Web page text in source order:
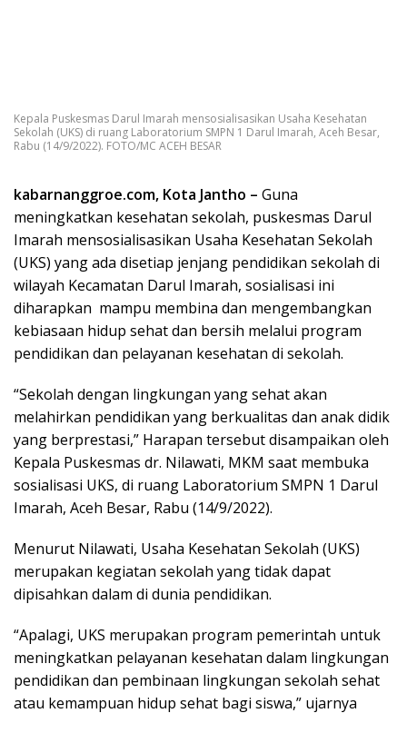
Kepala Puskesmas Darul Imarah mensosialisasikan Usaha Kesehatan
Sekolah (UKS) di ruang Laboratorium SMPN 1 Darul Imarah, Aceh Besar,
Rabu (14/9/2022). FOTO/MC ACEH BESAR
kabarnanggroe.com, Kota Jantho – Guna
meningkatkan kesehatan sekolah, puskesmas Darul
Imarah mensosialisasikan Usaha Kesehatan Sekolah
(UKS) yang ada disetiap jenjang pendidikan sekolah di
wilayah Kecamatan Darul Imarah, sosialisasi ini
diharapkan mampu membina dan mengembangkan
kebiasaan hidup sehat dan bersih melalui program
pendidikan dan pelayanan kesehatan di sekolah.
“Sekolah dengan lingkungan yang sehat akan
melahirkan pendidikan yang berkualitas dan anak didik
yang berprestasi,” Harapan tersebut disampaikan oleh
Kepala Puskesmas dr. Nilawati, MKM saat membuka
sosialisasi UKS, di ruang Laboratorium SMPN 1 Darul
Imarah, Aceh Besar, Rabu (14/9/2022).
Menurut Nilawati, Usaha Kesehatan Sekolah (UKS)
merupakan kegiatan sekolah yang tidak dapat
dipisahkan dalam di dunia pendidikan.
“Apalagi, UKS merupakan program pemerintah untuk
meningkatkan pelayanan kesehatan dalam lingkungan
pendidikan dan pembinaan lingkungan sekolah sehat
atau kemampuan hidup sehat bagi siswa,” ujarnya